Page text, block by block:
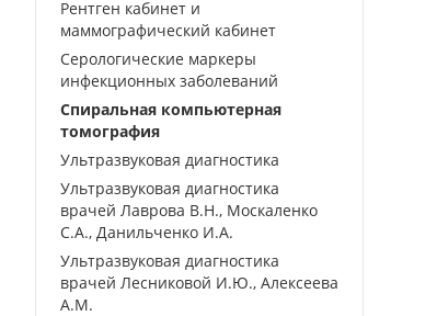
Рентген кабинет и
маммографический кабинет
Серологические маркеры
инфекционных заболеваний
Спиральная компьютерная
томография
Ультразвуковая диагностика
Ультразвуковая диагностика
врачей Лаврова В.Н., Москаленко
С.А., Данильченко И.А.
Ультразвуковая диагностика
врачей Лесниковой И.Ю., Алексеева
А.М.